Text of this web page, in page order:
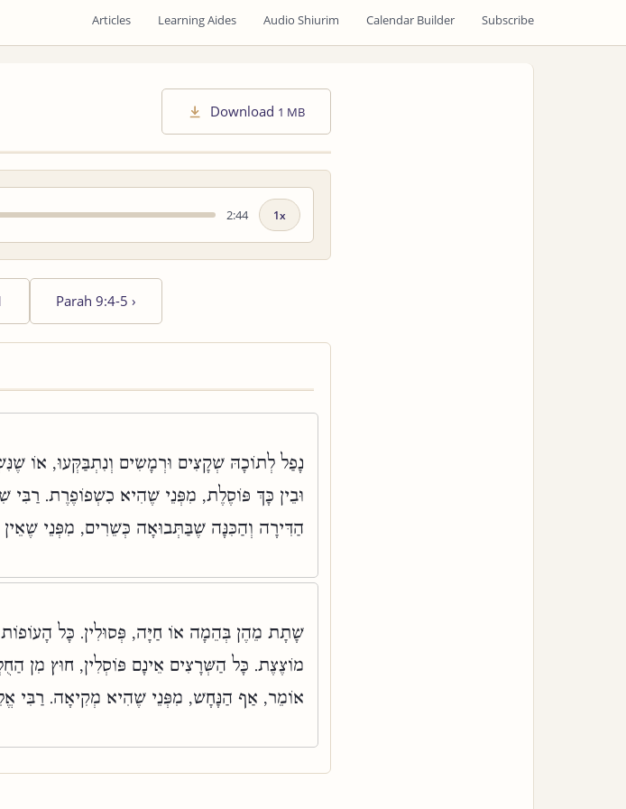
Articles Learning Aides Audio Shiurim Calendar Builder Subscribe
Download 1 MB
2:44
Playback
Parah 9:4-5 ›
נָפַל לְתוֹכָהּ שְׁקָצִים וּרְמָשִׂים וְנִתְבַּקְּעוּ, אוֹ
וּבֵין כָּךְ פּוֹסֶלֶת, מִפְּנֵי שֶׁהִיא כִשְׁפוֹפֶרֶת. רַבִּי
הַדִּירָה וְהַכִּנָּה שֶׁבַּתְּבוּאָה כְּשֵׁרִים, מִפְּנֵי
שָׁתָת מֵהֶן בְּהֵמָה אוֹ חַיָּה, פְּסוּלִין. כָּל הָעוֹפוֹת
מוֹצֶצֶת. כָּל הַשְּׁרָצִים אֵינָם פּוֹסְלִין, חוּץ מִן
אוֹמֵר, אַף הַנָּחָשׁ, מִפְּנֵי שֶׁהִיא מְקִיאָה. רַבִּי